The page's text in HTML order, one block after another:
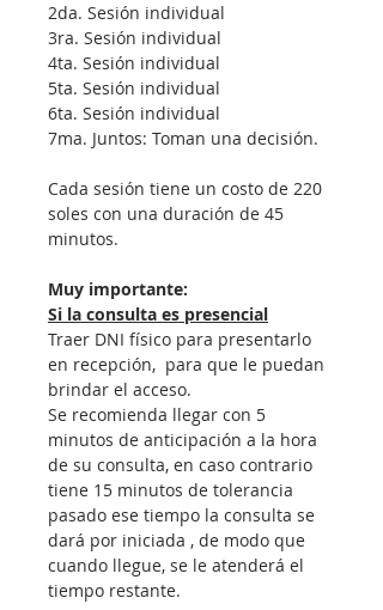
2da. Sesión individual
3ra. Sesión individual
4ta. Sesión individual
5ta. Sesión individual
6ta. Sesión individual
7ma. Juntos: Toman una decisión.
Cada sesión tiene un costo de 220
soles con una duración de 45
minutos.
Muy importante:
Si la consulta es presencial
Traer DNI físico para presentarlo
en recepción,  para que le puedan
brindar el acceso.
Se recomienda llegar con 5
minutos de anticipación a la hora
de su consulta, en caso contrario
tiene 15 minutos de tolerancia
pasado ese tiempo la consulta se
dará por iniciada , de modo que
cuando llegue, se le atenderá el
tiempo restante.